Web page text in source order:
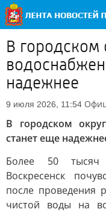
В городском
надежнее
9 июля 2026, 11:54
В городском
станет еще
Более 50 тысяч
Воскресенск
после проведения
чистой воды на